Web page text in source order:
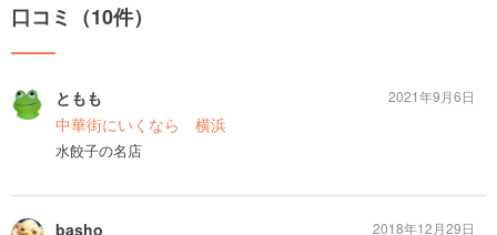
口コミ（10件）
ともも
中華街にいくなら 横浜
水餃子の名店
2021年9月6日
basho
2018年12月29日